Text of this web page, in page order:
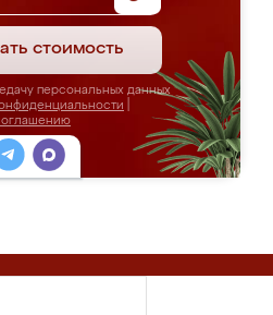
стоимость
персональных данных